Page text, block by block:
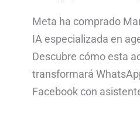
Meta ha comprado
IA especializada en
Descubre cómo esta
transformará
Facebook con